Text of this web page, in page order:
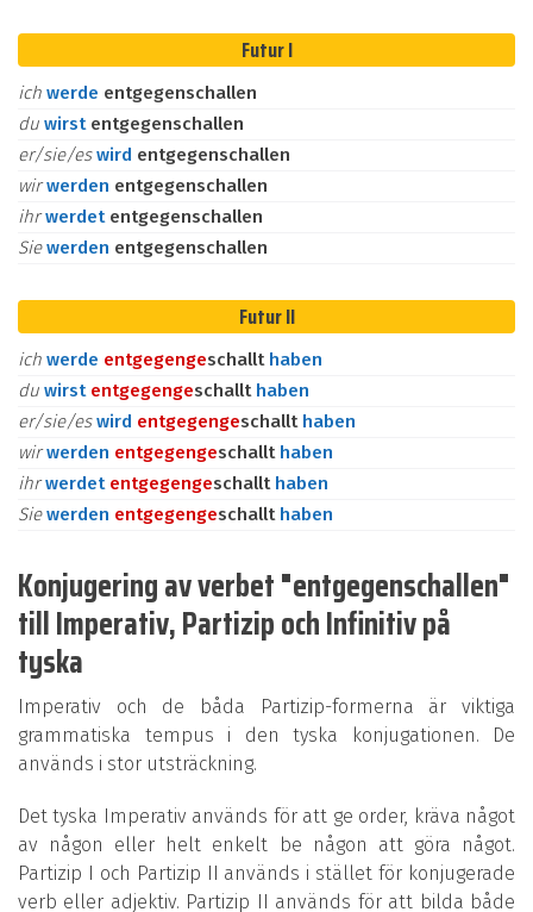
Futur I
ich werde entgegenschallen
du wirst entgegenschallen
er/sie/eswird entgegenschallen
wirwerden entgegenschallen
ihrwerdet entgegenschallen
Siewerden entgegenschallen
Futur II
ich werde entgegengeschallt haben
du wirst entgegengeschallt haben
er/sie/eswird entgegengeschallt haben
wirwerden entgegengeschallt haben
ihrwerdet entgegengeschallt haben
Siewerden entgegengeschallt haben
Konjugering av verbet "entgegenschallen"
till Imperativ, Partizip och Infinitiv på
tyska
Imperativ och de båda Partizip-formerna är viktiga
grammatiska tempus i den tyska konjugationen. De
används i stor utsträckning.
Det tyska Imperativ används för att ge order, kräva något
av någon eller helt enkelt be någon att göra något.
Partizip I och Partizip II används i stället för konjugerade
verb eller adjektiv. Partizip II används för att bilda både